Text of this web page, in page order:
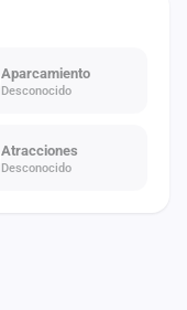
Aparcamiento
Desconocido
Atracciones
Desconocido